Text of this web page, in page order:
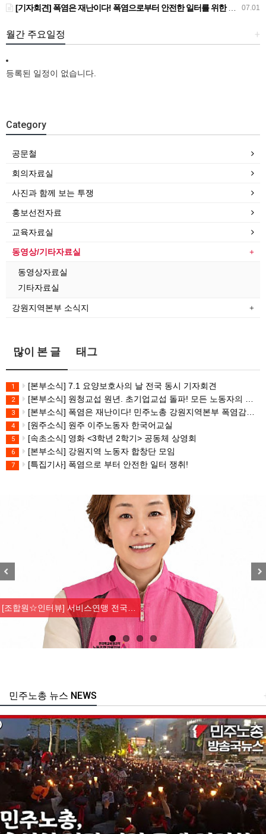
07.01
[기자회견] 폭염은 재난이다! 폭염으로부터 안전한 일터를 위한 민주노총 강원지역본부 폭염감시단 선포 기자회견
+
월간 주요일정
등록된 일정이 없습니다.
Category
공문철
회의자료실
사진과 함께 보는 투쟁
홍보선전자료
교육자료실
동영상/기타자료실
동영상자료실
기타자료실
강원지역본부 소식지
많이 본 글 태그
1 [본부소식] 7.1 요양보호사의 날 전국 동시 기자회견
2 [본부소식] 원청교섭 원년. 초기업교섭 돌파! 모든 노동자의 노동기본권 쟁취! 민주노총 7.15 총파업대회
3 [본부소식] 폭염은 재난이다! 민주노총 강원지역본부 폭염감시단 선포 기자회견
4 [원주소식] 원주 이주노동자 한국어교실
5 [속초소식] 영화 <3학년 2학기> 공동체 상영회
6 [본부소식] 강원지역 노동자 합창단 모임
7 [특집기사] 폭염으로 부터 안전한 일터 쟁취!
[조합원☆인터뷰] 서비스연맹 전국…
주노총 뉴스 NEWS